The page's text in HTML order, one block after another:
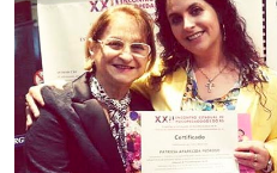
Biblioteca
Editora
Rádio